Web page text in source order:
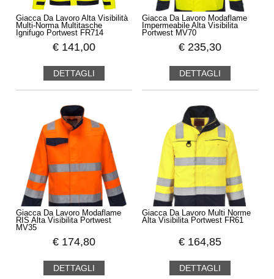
Giacca Da Lavoro Alta Visibilità
Multi-Norma Multitasche
Ignifugo Portwest FR714
€ 141,00
DETTAGLI
Giacca Da Lavoro Modaflame
Impermeabile Alta Visibilita
Portwest MV70
€ 235,30
DETTAGLI
Giacca Da Lavoro Modaflame
RIS Alta Visibilita Portwest
MV35
€ 174,80
DETTAGLI
Giacca Da Lavoro Multi Norme
Alta Visibilita Portwest FR61
€ 164,85
DETTAGLI